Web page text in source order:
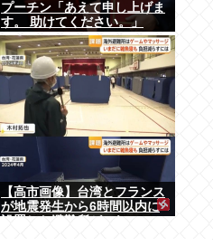
プーチン「あえて申し上げま
す。 助けてください。」
【高市画像】台湾とフランス
が地震発生から6時間以内に